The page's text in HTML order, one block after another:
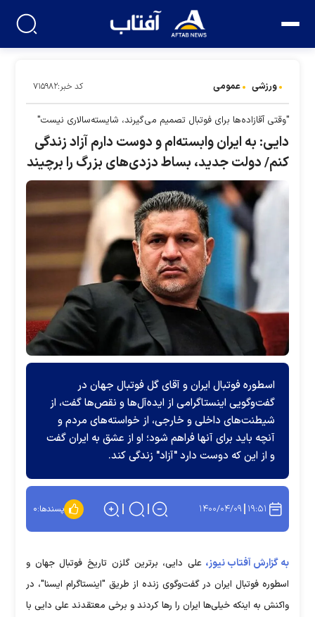
ورزشی عمومی کد خبر:۷۱۵۹۸۲
"وقتی آقازاده‌ها برای فوتبال تصمیم می‌گیرند، شایسته‌سالاری نیست"
دایی: به ایران وابسته‌ام و دوست دارم آزاد زندگی
کنم/ دولت جدید، بساط دزدی‌های بزرگ را برچیند
اسطوره فوتبال ایران و آقای گل فوتبال جهان در
گفت‌وگویی اینستاگرامی از ایده‌آل‌ها و نقص‌ها گفت، از
شیطنت‌های داخلی و خارجی، از خواسته‌های مردم و
آنچه باید برای آنها فراهم شود؛ او از عشق به ایران گفت
و از این که دوست دارد "آزاد" زندگی کند.
۱۹:۵۱ ۱۴۰۰/۰۴/۰۹ پسندها:۰
به گزارش آفتاب نیوز، علی دایی، برترین گلزن تاریخ فوتبال جهان و
اسطوره فوتبال ایران در گفت‌وگوی زنده از طریق "اینستاگرام ایسنا"، در
واکنش به اینکه خیلی‌ها ایران را رها کردند و برخی معتقدند علی دایی با